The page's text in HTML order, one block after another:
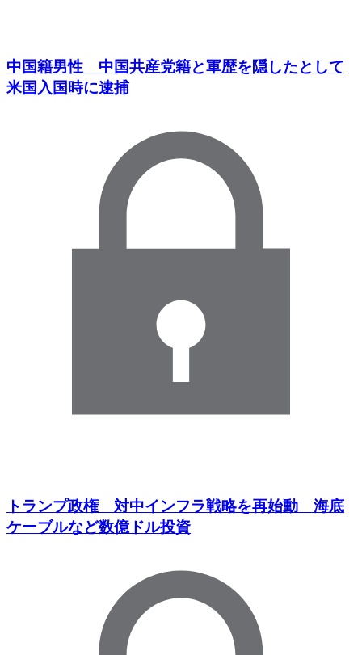
中国籍男性 中国共産党籍と軍歴を隠したとして
米国入国時に逮捕
トランプ政権 対中インフラ戦略を再始動 海底
ケーブルなど数億ドル投資